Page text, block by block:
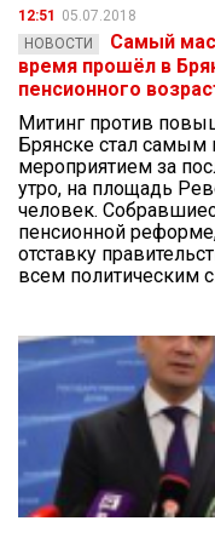
12:51
05.07.2018
НОВОСТИ
Самый
время прошёл в
пенсионного
Митинг против
Брянске стал
мероприятием за
утро, на площадь
человек.
пенсионной
отставку
всем политическим